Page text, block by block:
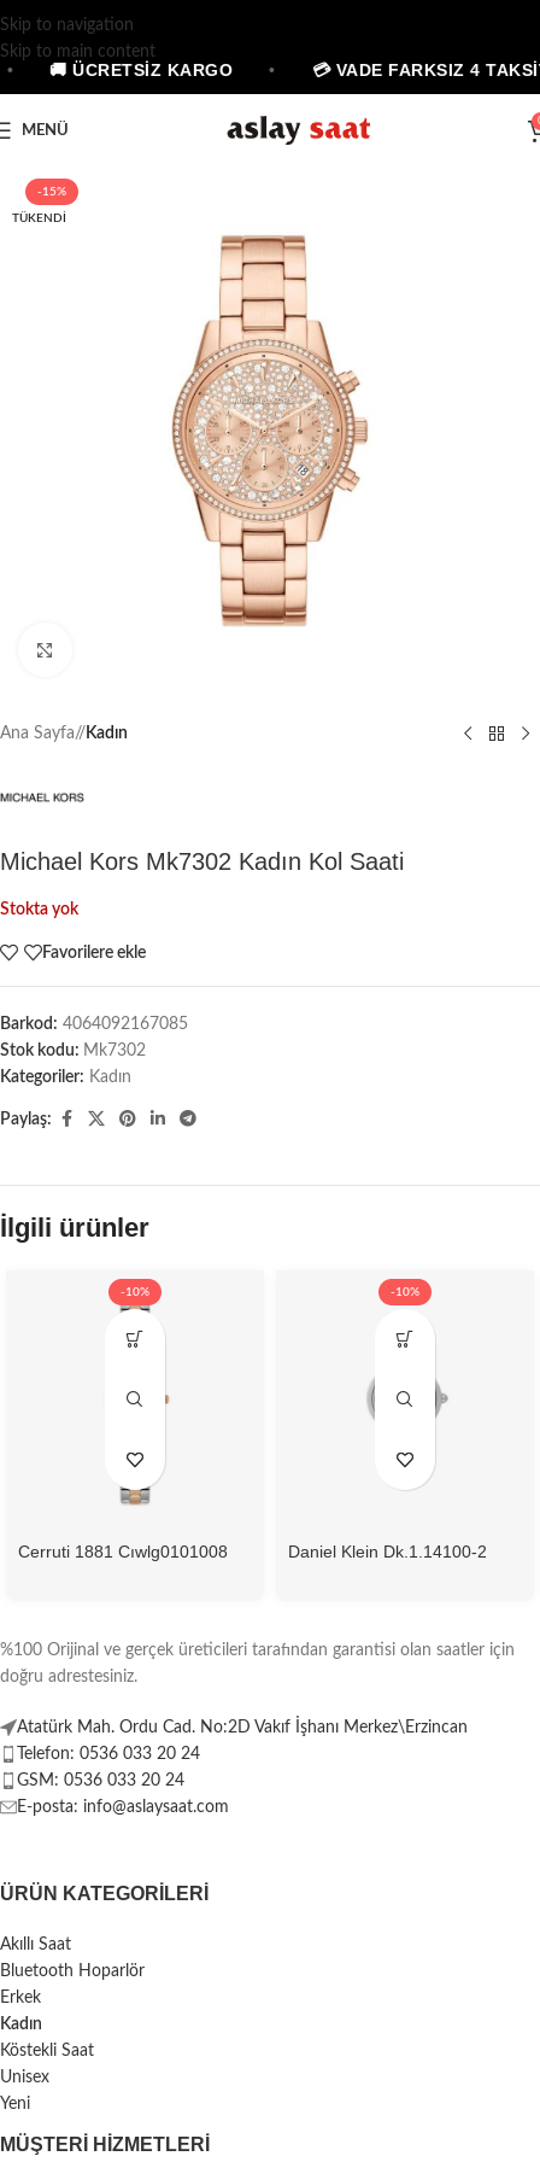
Skip to navigation
Skip to main content
🚚 ÜCRETSİZ KARGO 💳 VADE FARKSIZ 4
MENÜ
-15%
TÜKENDI
Ana Sayfa/ Kadın
Michael Kors Mk7302 Kadın Kol Saati
Stokta yok
Favorilere ekle
Barkod: 4064092167085
Stok kodu: Mk7302
Kategoriler: Kadın
Paylaş:
İlgili ürünler
-10%
Cerruti 1881 Cıwlg0101008
-10%
Daniel Klein Dk.1.14100-2
%100 Orijinal ve gerçek üreticileri tarafından garantisi olan saatler için
doğru adrestesiniz.
Atatürk Mah. Ordu Cad. No:2D Vakıf İşhanı Merkez\Erzincan
Telefon: 0536 033 20 24
GSM: 0536 033 20 24
E-posta: info@aslaysaat.com
ÜRÜN KATEGORILERI
Akıllı Saat
Bluetooth Hoparlör
Erkek
Kadın
Köstekli Saat
Unisex
Yeni
MÜŞTERI HIZMETLERI